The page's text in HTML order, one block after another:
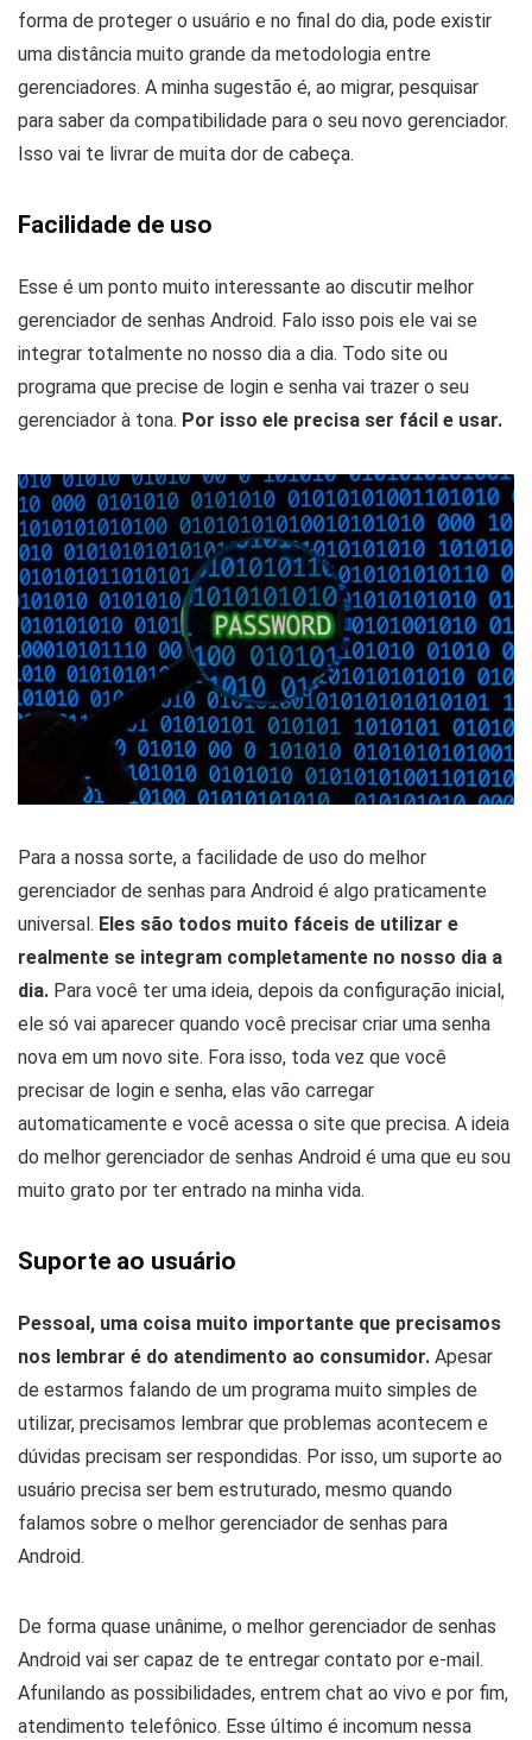
forma de proteger o usuário e no final do dia, pode existir
uma distância muito grande da metodologia entre
gerenciadores. A minha sugestão é, ao migrar, pesquisar
para saber da compatibilidade para o seu novo gerenciador.
Isso vai te livrar de muita dor de cabeça.
Facilidade de uso
Esse é um ponto muito interessante ao discutir melhor
gerenciador de senhas Android. Falo isso pois ele vai se
integrar totalmente no nosso dia a dia. Todo site ou
programa que precise de login e senha vai trazer o seu
gerenciador à tona. Por isso ele precisa ser fácil e usar.
Para a nossa sorte, a facilidade de uso do melhor
gerenciador de senhas para Android é algo praticamente
universal. Eles são todos muito fáceis de utilizar e
realmente se integram completamente no nosso dia a
dia. Para você ter uma ideia, depois da configuração inicial,
ele só vai aparecer quando você precisar criar uma senha
nova em um novo site. Fora isso, toda vez que você
precisar de login e senha, elas vão carregar
automaticamente e você acessa o site que precisa. A ideia
do melhor gerenciador de senhas Android é uma que eu sou
muito grato por ter entrado na minha vida.
Suporte ao usuário
Pessoal, uma coisa muito importante que precisamos
nos lembrar é do atendimento ao consumidor. Apesar
de estarmos falando de um programa muito simples de
utilizar, precisamos lembrar que problemas acontecem e
dúvidas precisam ser respondidas. Por isso, um suporte ao
usuário precisa ser bem estruturado, mesmo quando
falamos sobre o melhor gerenciador de senhas para
Android.
De forma quase unânime, o melhor gerenciador de senhas
Android vai ser capaz de te entregar contato por e-mail.
Afunilando as possibilidades, entrem chat ao vivo e por fim,
atendimento telefônico. Esse último é incomum nessa